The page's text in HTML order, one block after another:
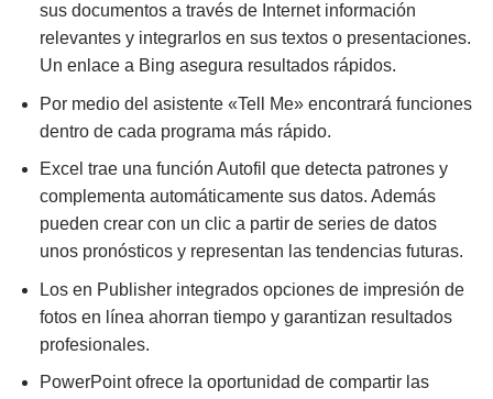
sus documentos a través de Internet información
relevantes y integrarlos en sus textos o presentaciones.
Un enlace a Bing asegura resultados rápidos.
Por medio del asistente «Tell Me» encontrará funciones
dentro de cada programa más rápido.
Excel trae una función Autofil que detecta patrones y
complementa automáticamente sus datos. Además
pueden crear con un clic a partir de series de datos
unos pronósticos y representan las tendencias futuras.
Los en Publisher integrados opciones de impresión de
fotos en línea ahorran tiempo y garantizan resultados
profesionales.
PowerPoint ofrece la oportunidad de compartir las